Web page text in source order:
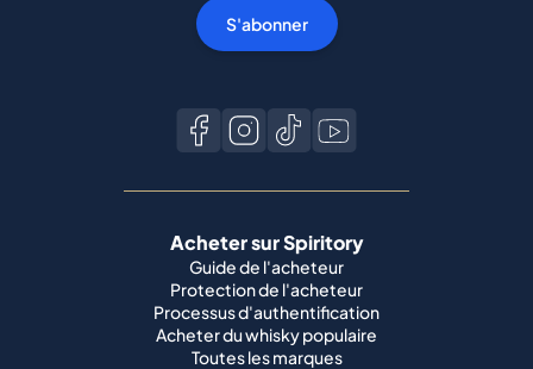
S'abonner
Acheter sur Spiritory
Guide de l'acheteur
Protection de l'acheteur
Processus d'authentification
Acheter du whisky populaire
Toutes les marques